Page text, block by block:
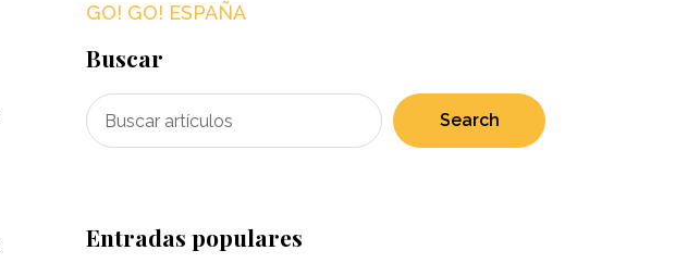
GO! GO! ESPAÑA
Buscar
Search
Entradas populares